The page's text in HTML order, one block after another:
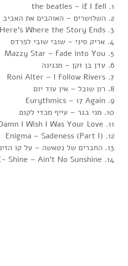
1. the beatles – if I fell
2. השלושרים – האוהבים את האביב
3. The Sundays – Here’s Where the Story Ends
4. אריק סיני – שובי שובי לפרדס
5. Mazzy Star – Fade into You
6. עדן בן זקן – מנגינה
7. Roni Alter – I Follow Rivers
8. רון שובל – אין עוד יום
9. Eurythmics – 17 Again
10. מני בגר – עייף מכדי לקום
11. Sophie B. Hawkins – Damn I Wish I Was Your Love
12. Enigma – Sadeness (Part I)
13. החברים של נטאשה – על קו הזינוק
14. Noa Tishby feat Joseph E- Shine – Ain’t No Sunshine